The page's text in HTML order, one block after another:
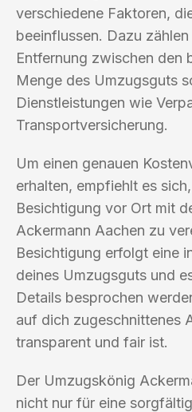
verschiedene Faktoren,
beeinflussen. Dazu
Entfernung zwischen den
Menge des Umzugsguts
Dienstleistungen wie
Transportversicherung.
Um einen genauen
erhalten, empfiehlt es
Besichtigung vor Ort mit
Ackermann Aachen zu
Besichtigung erfolgt eine
deines Umzugsguts und
Details besprochen
auf dich zugeschnittenes
transparent und fair ist.
Der Umzugskönig
nicht nur für eine